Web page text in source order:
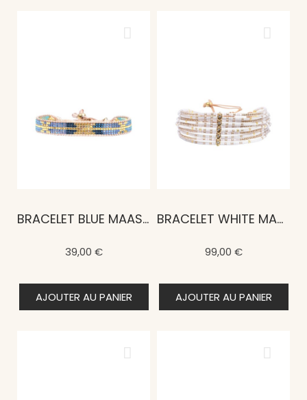
BRACELET BLUE MAASAÏ NIA
39,00 €
AJOUTER AU PANIER
BRACELET WHITE MAASAÏ EFIA
99,00 €
AJOUTER AU PANIER